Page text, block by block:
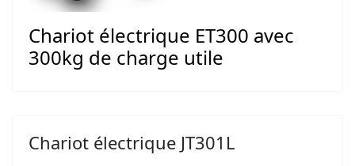
Chariot électrique ET300 avec
300kg de charge utile
Chariot électrique JT301L